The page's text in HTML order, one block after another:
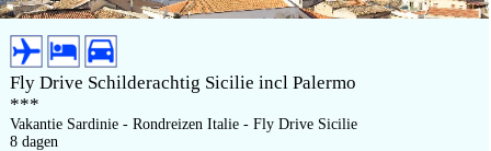
Fly Drive Schilderachtig Sicilie incl Palermo
***
Vakantie Sardinie - Rondreizen Italie - Fly Drive Sicilie
8 dagen